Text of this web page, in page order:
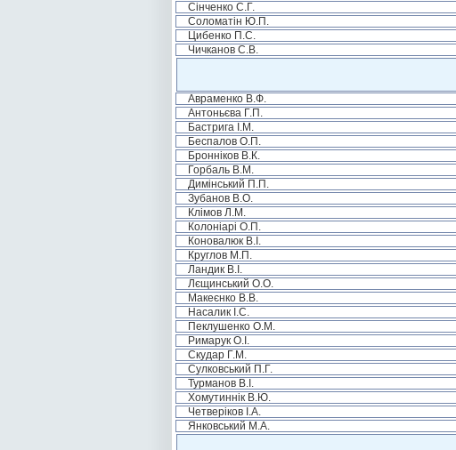
Сінченко С.Г.
Соломатін Ю.П.
Цибенко П.С.
Чичканов С.В.
Авраменко В.Ф.
Антоньєва Г.П.
Бастрига І.М.
Беспалов О.П.
Бронніков В.К.
Горбаль В.М.
Димінський П.П.
Зубанов В.О.
Клімов Л.М.
Колоніарі О.П.
Коновалюк В.І.
Круглов М.П.
Ландик В.І.
Лєщинський О.О.
Макеєнко В.В.
Насалик І.С.
Пеклушенко О.М.
Римарук О.І.
Скудар Г.М.
Сулковський П.Г.
Турманов В.І.
Хомутиннік В.Ю.
Четверіков І.А.
Янковський М.А.